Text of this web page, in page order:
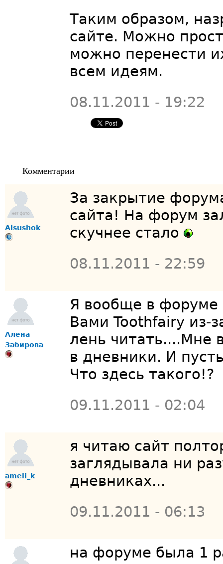
Таким образом,
сайте. Можно
можно перенести
всем идеям.
08.11.2011 - 19:22
Комментарии
Alsushok
За закрытие
сайта! На форум
скучнее стало
08.11.2011 - 22:59
Алена
Забирова
Я вообще в форуме
Вами Toothfairy из-
лень читать....Мне
в дневники. И
Что здесь такого!?
09.11.2011 - 02:04
ameli_k
я читаю сайт
заглядывала ни
дневниках...
09.11.2011 - 06:13
на форуме была 1